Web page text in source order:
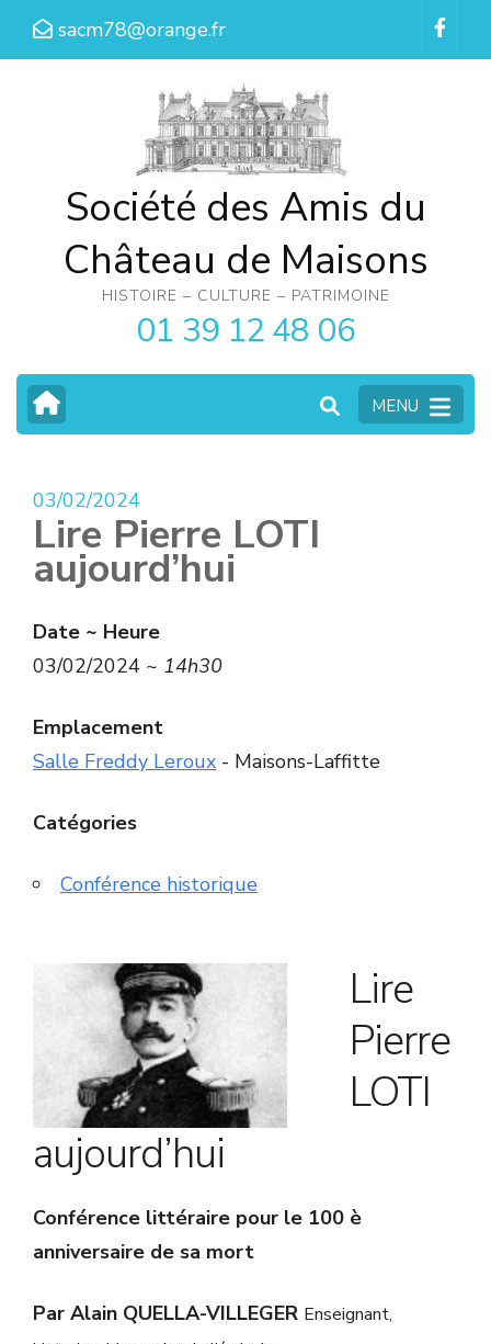
Aller
sacm78@orange.fr
Société des Amis du
Château de Maisons
HISTOIRE – CULTURE – PATRIMOINE
01 39 12 48 06
MENU
03/02/2024
Lire Pierre LOTI
aujourd’hui
Date ~ Heure
03/02/2024 ~ 14h30
Emplacement
Salle Freddy Leroux - Maisons-Laffitte
Catégories
Conférence historique
Lire
Pierre
LOTI
aujourd’hui
Conférence littéraire pour le 100 è
anniversaire de sa mort
Par Alain QUELLA-VILLEGER Enseignant,